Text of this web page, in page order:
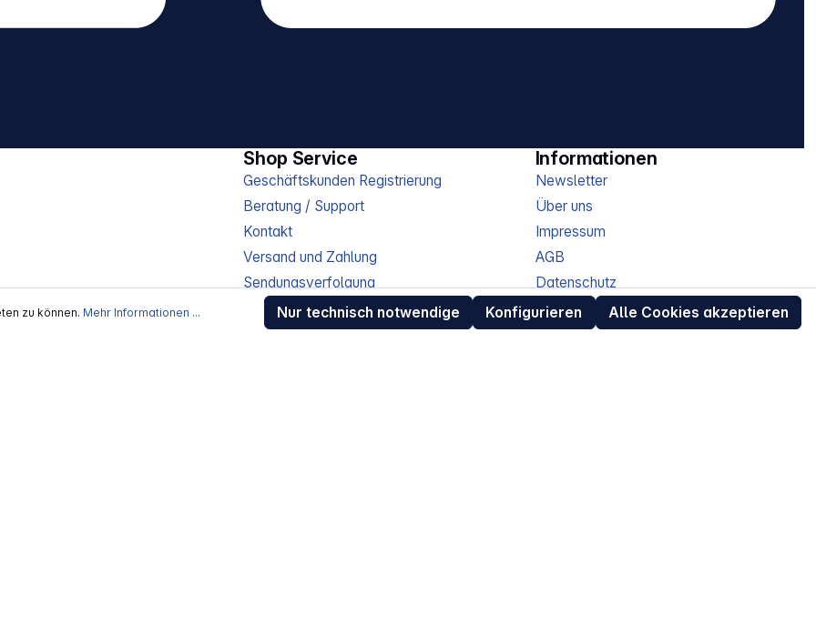
Shop Service
Geschäftskunden Registrierung
Beratung / Support
Kontakt
Versand und Zahlung
Sendungsverfolgung
Gewährleistung / Reparatur
Erklärung zur Barrierefreiheit
Informationen
Newsletter
Über uns
Impressum
AGB
Datenschutz
Widerrufsrecht für Verbraucher
Retouren (RMA) für Business-Kunden
zu können. Mehr Informationen ... Nur technisch notwendige Konfigurieren Alle Cookies akzeptieren